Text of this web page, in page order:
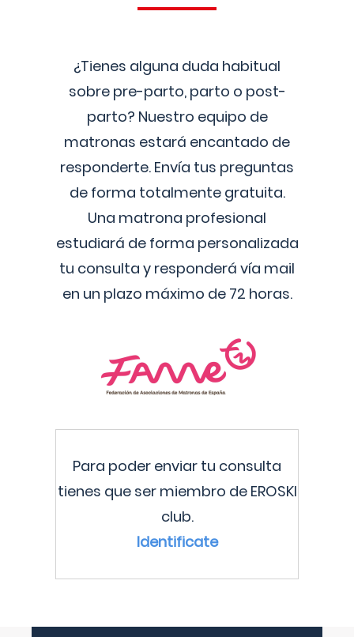
¿Tienes alguna duda habitual
sobre pre-parto, parto o post-
parto? Nuestro equipo de
matronas estará encantado de
responderte. Envía tus preguntas
de forma totalmente gratuita.
Una matrona profesional
estudiará de forma personalizada
tu consulta y responderá vía mail
en un plazo máximo de 72 horas.
Para poder enviar tu consulta
tienes que ser miembro de EROSKI
club.
Identificate